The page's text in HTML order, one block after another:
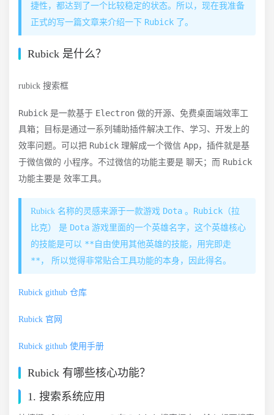
捷性，都达到了一个比较稳定的状态。所以，现在我准备
正式的写一篇文章来介绍一下 Rubick 了。
Rubick 是什么？
rubick 搜索框
Rubick 是一款基于 Electron 做的开源、免费桌面端效率工
具箱；目标是通过一系列辅助插件解决工作、学习、开发上的
效率问题。可以把 Rubick 理解成一个微信 App，插件就是基
于微信做的 小程序。不过微信的功能主要是 聊天 ；而 Rubick
功能主要是 效率工具。
Rubick 名称的灵感来源于一款游戏 Dota 。 Rubick（拉
比克）
是 Dota 游戏里面的一个英雄名字，这个英雄核心
的技能是可以 **自由使用其他英雄的技能，用完即走
** ， 所以觉得非常贴合工具功能的本身，因此得名。
Rubick github 仓库
Rubick 官网
Rubick github 使用手册
Rubick 有哪些核心功能？
1. 搜索系统应用